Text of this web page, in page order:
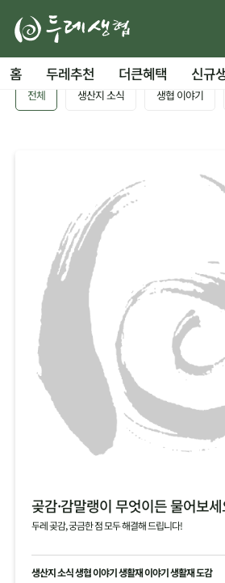
홈 두레추천 더큰혜택 신규
전체 생산지 소식 생협 이야기
곶감·감말랭이 무엇이든 물어보
두레 곶감, 궁금한 점 모두 해결해 드립니다!
생산지 소식 생협 이야기 생활재 이야기 생활재 도감